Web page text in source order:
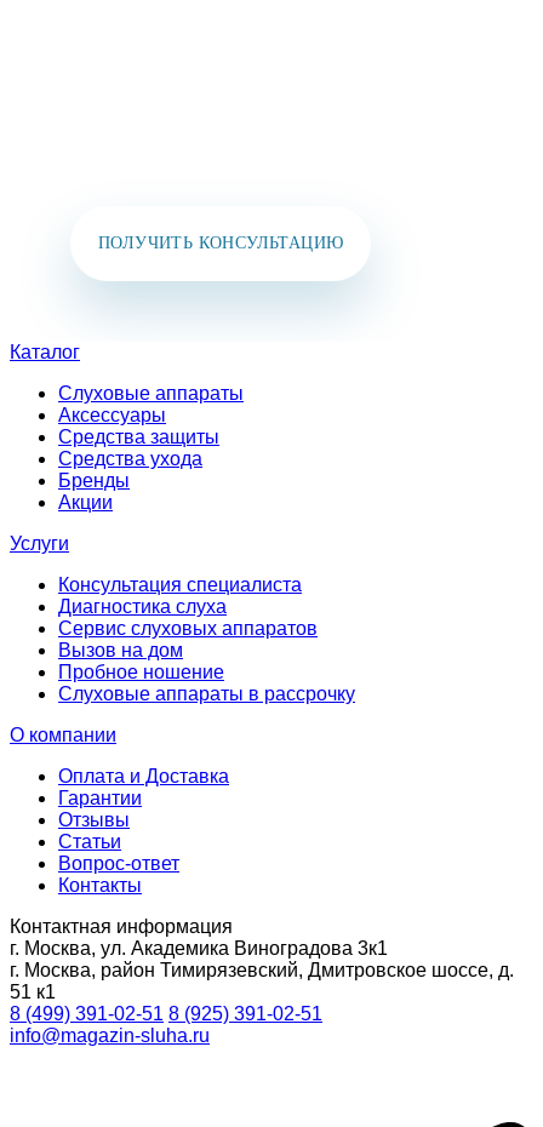
ПОЛУЧИТЬ КОНСУЛЬТАЦИЮ
Каталог
Слуховые аппараты
Аксессуары
Средства защиты
Средства ухода
Бренды
Акции
Услуги
Консультация специалиста
Диагностика слуха
Сервис слуховых аппаратов
Вызов на дом
Пробное ношение
Слуховые аппараты в рассрочку
О компании
Оплата и Доставка
Гарантии
Отзывы
Статьи
Вопрос-ответ
Контакты
Контактная информация
г. Москва, ул. Академика Виноградова 3к1
г. Москва, район Тимирязевский, Дмитровское шоссе, д.
51 к1
8 (499) 391-02-51 8 (925) 391-02-51
info@magazin-sluha.ru